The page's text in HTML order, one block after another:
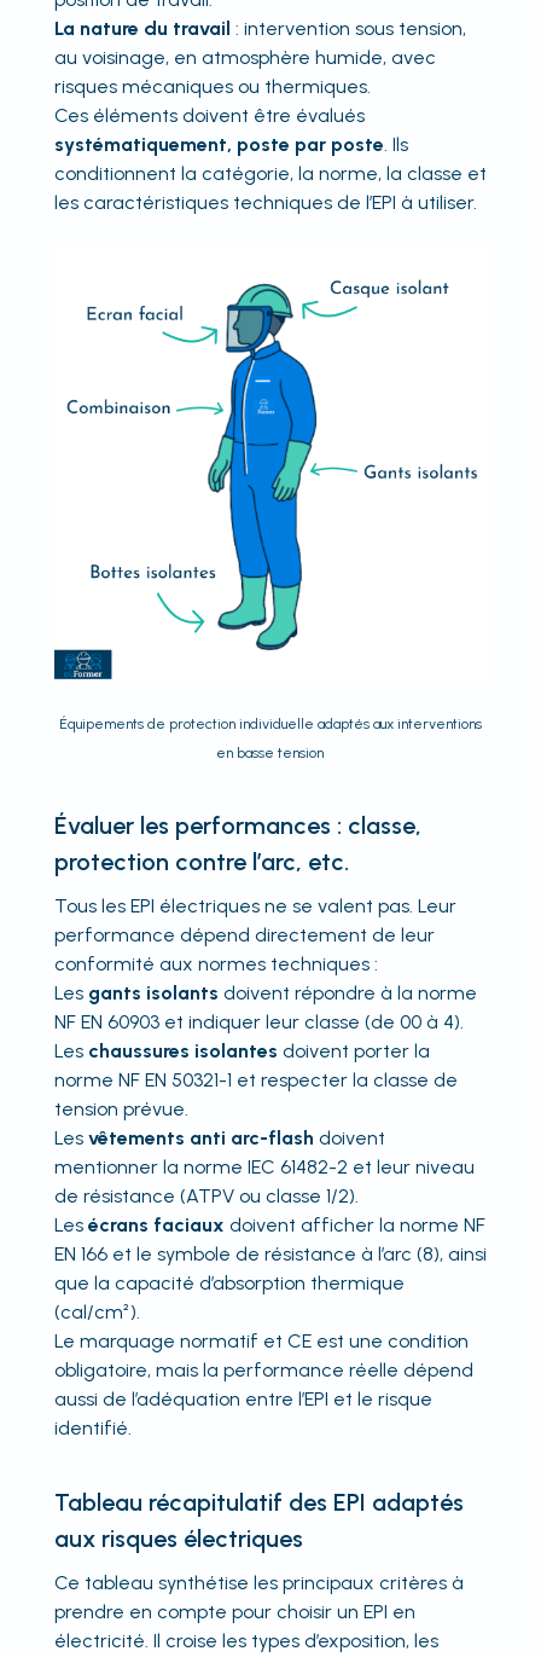
La nature du travail : intervention sous tension,
au voisinage, en atmosphère humide, avec
risques mécaniques ou thermiques.
Ces éléments doivent être évalués
systématiquement, poste par poste. Ils
conditionnent la catégorie, la norme, la classe et
les caractéristiques techniques de l’EPI à utiliser.
Équipements de protection individuelle adaptés aux interventions
en basse tension
Évaluer les performances : classe,
protection contre l’arc, etc.
Tous les EPI électriques ne se valent pas. Leur
performance dépend directement de leur
conformité aux normes techniques :
Les gants isolants doivent répondre à la norme
NF EN 60903 et indiquer leur classe (de 00 à 4).
Les chaussures isolantes doivent porter la
norme NF EN 50321-1 et respecter la classe de
tension prévue.
Les vêtements anti arc-flash doivent
mentionner la norme IEC 61482-2 et leur niveau
de résistance (ATPV ou classe 1/2).
Les écrans faciaux doivent afficher la norme NF
EN 166 et le symbole de résistance à l’arc (8), ainsi
que la capacité d’absorption thermique
(cal/cm²).
Le marquage normatif et CE est une condition
obligatoire, mais la performance réelle dépend
aussi de l’adéquation entre l’EPI et le risque
identifié.
Tableau récapitulatif des EPI adaptés
aux risques électriques
Ce tableau synthétise les principaux critères à
prendre en compte pour choisir un EPI en
électricité. Il croise les types d’exposition, les